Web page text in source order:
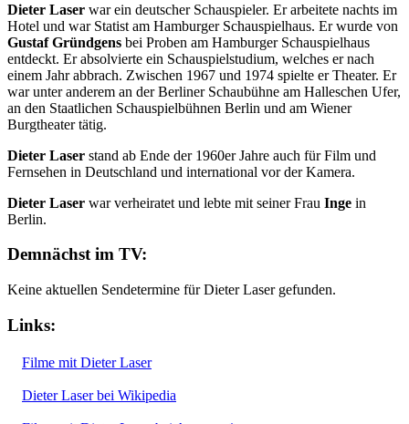
Dieter Laser war ein deutscher Schauspieler. Er arbeitete nachts im
Hotel und war Statist am Hamburger Schauspielhaus. Er wurde von
Gustaf Gründgens bei Proben am Hamburger Schauspielhaus
entdeckt. Er absolvierte ein Schauspielstudium, welches er nach
einem Jahr abbrach. Zwischen 1967 und 1974 spielte er Theater. Er
war unter anderem an der Berliner Schaubühne am Halleschen Ufer,
an den Staatlichen Schauspielbühnen Berlin und am Wiener
Burgtheater tätig.
Dieter Laser stand ab Ende der 1960er Jahre auch für Film und
Fernsehen in Deutschland und international vor der Kamera.
Dieter Laser war verheiratet und lebte mit seiner Frau Inge in
Berlin.
Demnächst im TV:
Keine aktuellen Sendetermine für Dieter Laser gefunden.
Links:
Filme mit Dieter Laser
Dieter Laser bei Wikipedia